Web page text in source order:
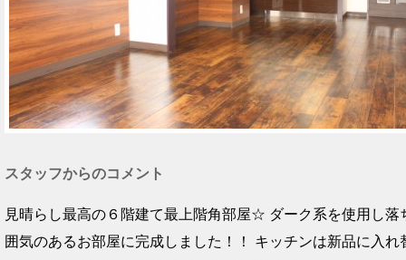
スタッフからのコメント
見晴らし最高の６階建て最上階角部屋☆ ダーク系を使用し落
囲気のあるお部屋に完成しました！！ キッチンは新品に入れ